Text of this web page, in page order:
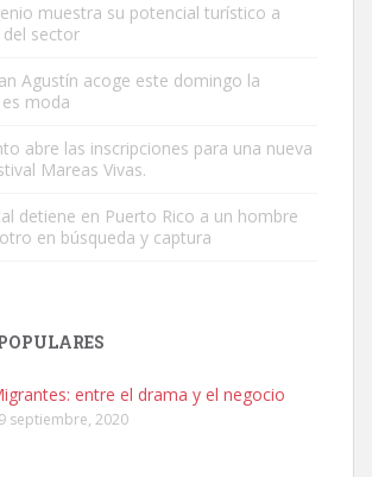
ha aparecido en la calle hace menos de un mes,
Canaria
9.7.2025
motivos personales ...
Canaria | 6.7.2025
muestra su potencial turístico a
sector
Agustín acoge este domingo la
moda
abre las inscripciones para una nueva
Mareas Vivas.
detiene en Puerto Rico a un hombre
en búsqueda y captura
entre el drama y el negocio
septiembre, 2020